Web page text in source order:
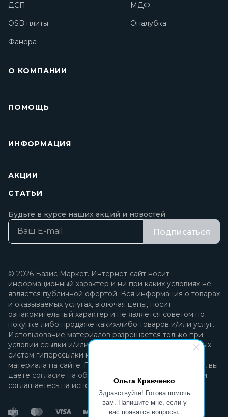
Ольга Кравченко
Здравствуйте! Готова помочь
вам. Напишите мне, если у
вас появятся вопросы.
ДСП
МДФ
OSB плиты
Опалубка
Фанера
О КОМПАНИИ
ПОМОЩЬ
ИНФОРМАЦИЯ
АКЦИИ
СТАТЬИ
Будьте в курсе наших акций и новостей
Подписаться
© 2026 Базис Маркет. Интернет-сайт носит
информационный характер и ни при каких условиях не
является публичной офертой. Вся информация о товарах
и оказываемых услугах, включая цены, носит
ознакомительный характер и не является советом по
покупке либо продаже каких-либо товаров и/или услуг.
Использование материалов разрешается только при
условии ссылки и/или прямой открытой для поисковых
систем гиперссылки на непосредственный адрес
материала на сайте. Продолжая пользоваться сайтом, вы
даете согласие на обработку персональных данных
и
соглашаетесь на использование файлов cookie.